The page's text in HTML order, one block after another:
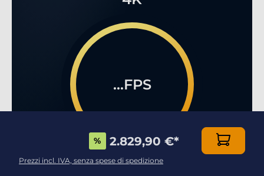
...FPS
% 2.829,90 €*
Prezzi incl. IVA, senza spese di spedizione